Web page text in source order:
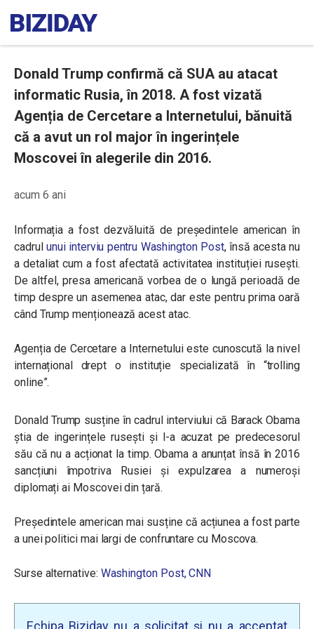
Donald Trump confirmă că SUA au atacat
informatic Rusia, în 2018. A fost vizată
Agenția de Cercetare a Internetului, bănuită
că a avut un rol major în ingerințele
Moscovei în alegerile din 2016.
acum 6 ani
Informația a fost dezvăluită de președintele american în
cadrul unui interviu pentru Washington Post, însă acesta nu
a detaliat cum a fost afectată activitatea instituției rusești.
De altfel, presa americană vorbea de o lungă perioadă de
timp despre un asemenea atac, dar este pentru prima oară
când Trump menționează acest atac.
Agenția de Cercetare a Internetului este cunoscută la nivel
internațional drept o instituție specializată în “trolling
online”.
Donald Trump susține în cadrul interviului că Barack Obama
știa de ingerințele rusești și l-a acuzat pe predecesorul
său că nu a acționat la timp. Obama a anunțat însă în 2016
sancțiuni împotriva Rusiei și expulzarea a numeroși
diplomați ai Moscovei din țară.
Președintele american mai susține că acțiunea a fost parte
a unei politici mai largi de confruntare cu Moscova.
Surse alternative: Washington Post, CNN
Echipa Biziday nu a solicitat și nu a acceptat